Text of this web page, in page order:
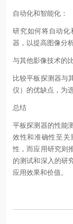
自动化和智能化：
研究如何将自动化
器，以提高图像分
与其他影像技术的
比较平板探测器与
仪）的优缺点，为
总结
平板探测器的性能
效性和准确性至关
性，而应用研究则
的测试和深入的研
应用效果和价值。